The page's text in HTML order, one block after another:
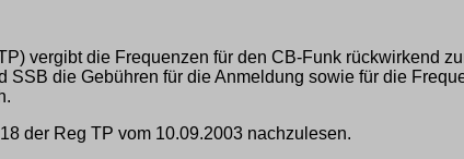
vergibt die Frequenzen für den CB-Funk rückwirkend
die Gebühren für die Anmeldung sowie für die
der Reg TP vom 10.09.2003 nachzulesen.